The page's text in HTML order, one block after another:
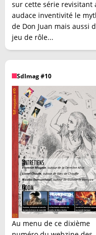
sur cette série revisitant
audace inventivité le
de Don Juan mais aussi
jeu de rôle...
SdImag #10
Au menu de ce dixième